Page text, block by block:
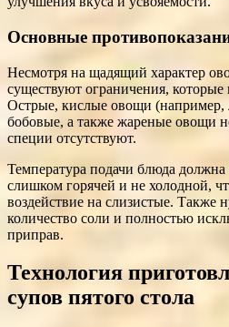
Основные
Несмотря на щадящий характер
существуют ограничения, которые
Острые, кислые овощи (например,
бобовые, а также жареные овощи
специи отсутствуют.
Температура подачи блюда
слишком горячей и не холодной,
воздействие на слизистые. Также
количество соли и полностью
приправ.
Технология
супов пятого стола